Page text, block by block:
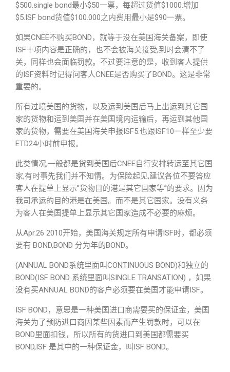
$500.single bond最小$50一票，每超过货值$1000.增加
$5.ISF bond货值$100.000之内费用最小是$90一票。
如果CNEE不购买BOND，就等于没在美国海关备案，即使
ISF十项内容是正确的，也不会被海关接受,到时会清不了
关，同样也会面临罚款。不过要注意的是，收到客人提供
的ISF资料时记得问客人CNEE是否购买了BOND。这是非常
重要的。
所有过境美国的货物，以及运到美国后马上出运到其它国
家的货物和运到美国并在美国境内运输后，再运到其他国
家的货物，需要在美国海关申报ISF5.也跟ISF10一样至少要
ETD24小时前申报。
此类情况,一般都是货到美国后CNEE自行安排转运至其它国
家,有时事先我们并不知情。为保险起见,建议各位不要答应
客人在提单上显示”货物目的港是其它国家等”的要求。因为
我司承运的目的港是在美国。而不是其它国家。没有义务
为客人在美国提单上显示其它国家造成不必要的麻烦。
从Apr.26 2010开始，美国海关规定所有申请ISF时，都必须
要有 BOND,BOND 分为年的BOND。
(ANNUAL BOND系统里面叫CONTINUOUS BOND)和独立的
BOND(ISF BOND 系统里面叫SINGLE TRANSATION) ，如果
没有买ANNUAL BOND的客户必须要在美国才能申请ISF。
ISF BOND，意思是一种美国进口商需要买的保证金，美国
海关为了预防进口商因某些因素而产生罚款时，可以在
BOND里面扣钱，所以所有的货进口到美国都需要买
BOND,ISF 是其中的一种保证金，叫ISF BOND。